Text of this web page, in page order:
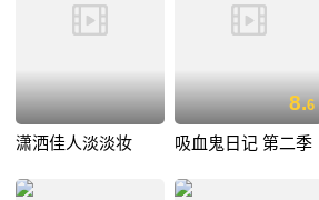
潇洒佳人淡淡妆
8.6
吸血鬼日记 第二季